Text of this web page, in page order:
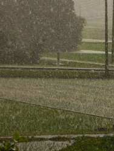
コ
ン
テ
ン
ツ
へ
ス
キ
ッ
プ